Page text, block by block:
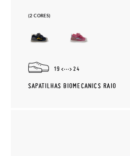
(2 CORES)
19 24
SAPATILHAS BIOMECANICS RAIO